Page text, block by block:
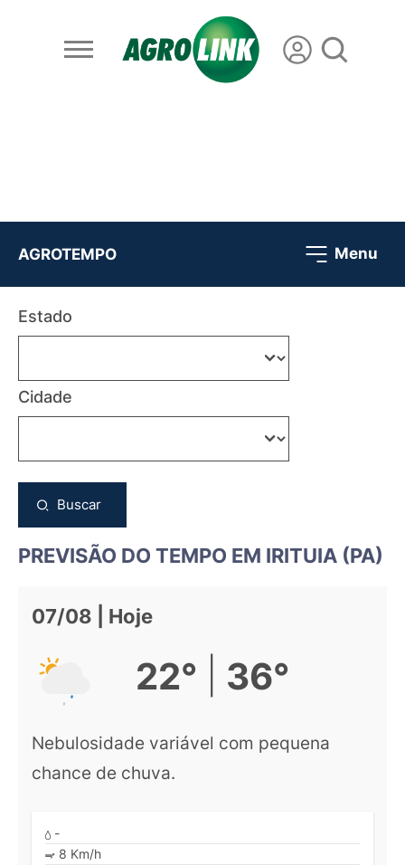
AGROTEMPO Menu
Estado
Cidade
Buscar
PREVISÃO DO TEMPO EM IRITUIA (PA)
07/08 | Hoje
22° 36°
Nebulosidade variável com pequena
chance de chuva.
-
8 Km/h